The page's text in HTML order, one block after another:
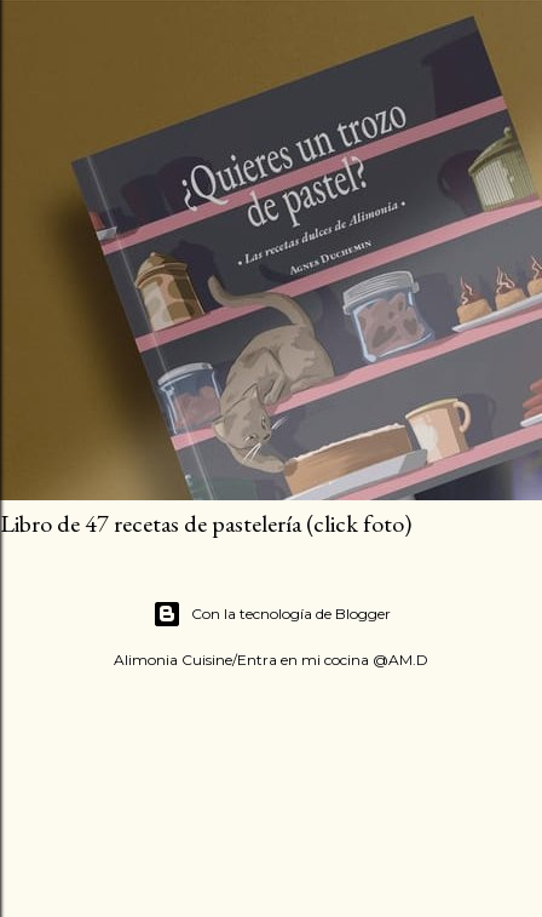
Libro de 47 recetas de pastelería (click foto)
Con la tecnología de Blogger
Alimonia Cuisine/Entra en mi cocina @AM.D